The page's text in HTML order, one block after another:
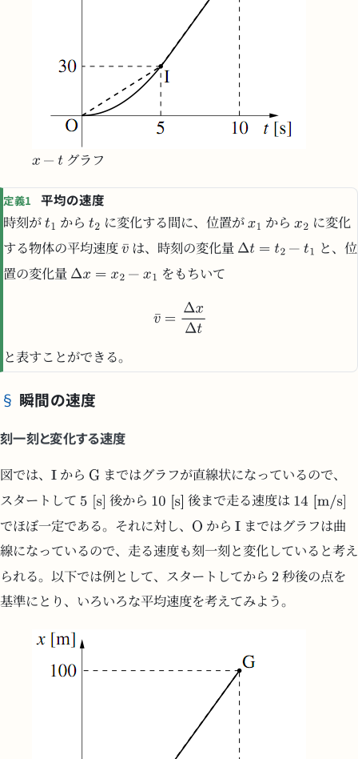
グラフ
定義1 平均の速度
時刻が から に変化する間に、位置が から
に変化
する物体の平均速度
は、時刻の変化量
と、位
置の変化量
をもちいて
と表すことができる。
瞬間の速度
刻一刻と変化する速度
図では、 から
まではグラフが直線状になっているので、
スタートして
後から
後まで走る速度は
でほぼ一定である。それに対し、
から
まではグラフは曲
線になっているので、走る速度も刻一刻と変化していると考え
られる。以下では例として、スタートしてから
秒後の点を
基準にとり、いろいろな平均速度を考えてみよう。